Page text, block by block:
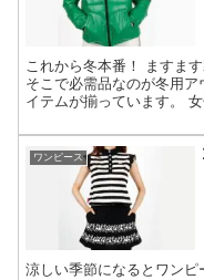
これから冬本番！ ますま
そこで必需品なのが冬用
イテムが揃っています。
が、着ぶくれするのは嫌
ワンピース
涼しい季節になるとワン